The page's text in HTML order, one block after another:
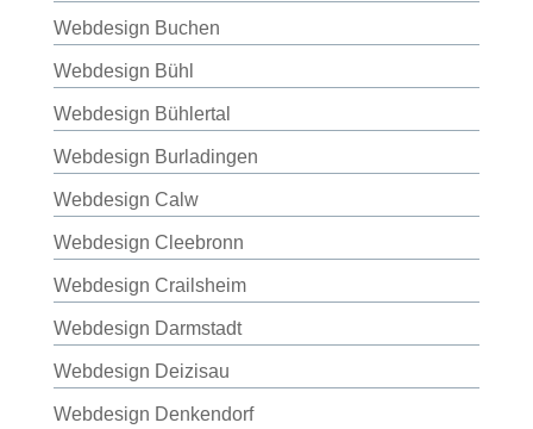
Webdesign Buchen
Webdesign Bühl
Webdesign Bühlertal
Webdesign Burladingen
Webdesign Calw
Webdesign Cleebronn
Webdesign Crailsheim
Webdesign Darmstadt
Webdesign Deizisau
Webdesign Denkendorf